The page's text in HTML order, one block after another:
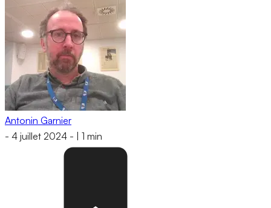
Antonin Garnier
- 4 juillet 2024 - 1 min